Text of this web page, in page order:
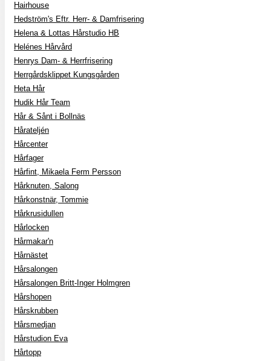
Hairhouse
Hedström's Eftr. Herr- & Damfrisering
Helena & Lottas Hårstudio HB
Helénes Hårvård
Henrys Dam- & Herrfrisering
Herrgårdsklippet Kungsgården
Heta Hår
Hudik Hår Team
Hår & Sånt i Bollnäs
Hårateljén
Hårcenter
Hårfager
Hårfint, Mikaela Ferm Persson
Hårknuten, Salong
Hårkonstnär, Tommie
Hårkrusidullen
Hårlocken
Hårmakar'n
Hårnästet
Hårsalongen
Hårsalongen Britt-Inger Holmgren
Hårshopen
Hårskrubben
Hårsmedjan
Hårstudion Eva
Hårtopp